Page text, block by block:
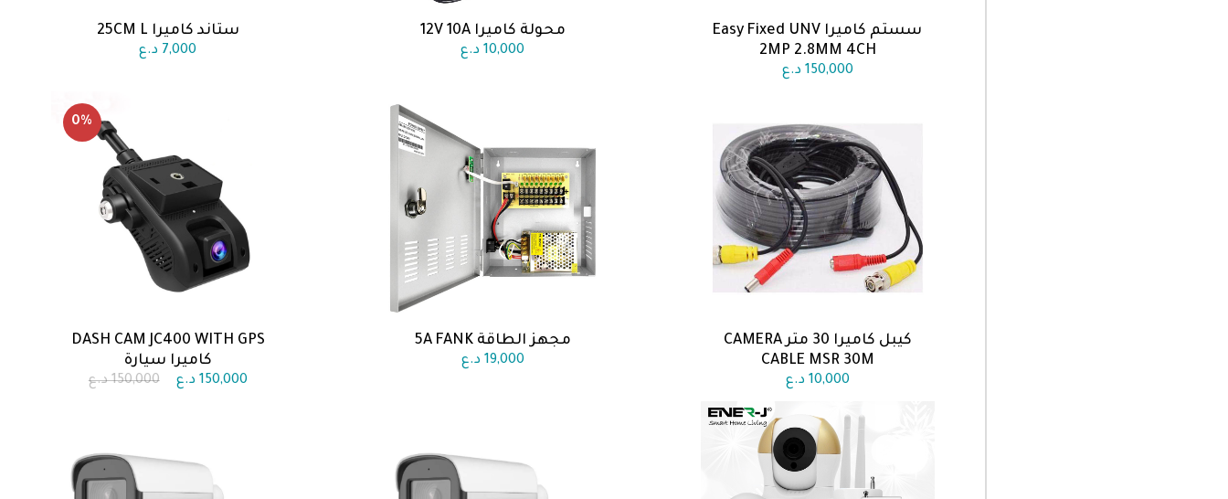
اضف الى السلة
سستم كاميرا Easy Fixed UNV
2MP 2.8MM 4CH
150,000 د.ع
اضف الى السلة
محولة كاميرا 12V 10A
10,000 د.ع
اضف الى السلة
ستاند كاميرا 25CM L
7,000 د.ع
اضف الى السلةكيبل كاميرا 30 متر CAMERA
CABLE MSR 30M
10,000 د.ع
اضف الى السلة
مجهز الطاقة 5A FANK
19,000 د.ع
0%
اضف الى السلة
DASH CAM JC400 WITH GPS
كاميرا سيارة
150,000 د.ع 150,000د.ع